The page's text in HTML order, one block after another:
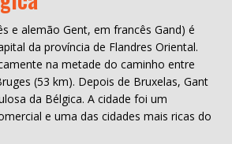
e alemão Gent, em francês Gand) é
da província de Flandres Oriental.
na metade do caminho entre
(53 km). Depois de Bruxelas, Gant
da Bélgica. A cidade foi um
e uma das cidades mais ricas do